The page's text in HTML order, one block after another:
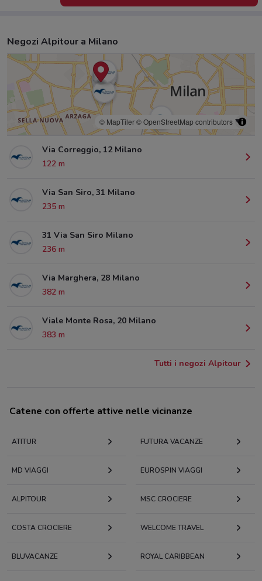
Negozi Alpitour a Milano
© MapTiler© OpenStreetMap contributors
Via Correggio, 12 Milano
122 m
Via San Siro, 31 Milano
235 m
31 Via San Siro Milano
236 m
Via Marghera, 28 Milano
382 m
Viale Monte Rosa, 20 Milano
383 m
Tutti i negozi Alpitour
Catene con offerte attive nelle vicinanze
ATITUR FUTURA VACANZE
MD VIAGGI EUROSPIN VIAGGI
ALPITOUR MSC CROCIERE
COSTA CROCIERE WELCOME TRAVEL
BLUVACANZE ROYAL CARIBBEAN